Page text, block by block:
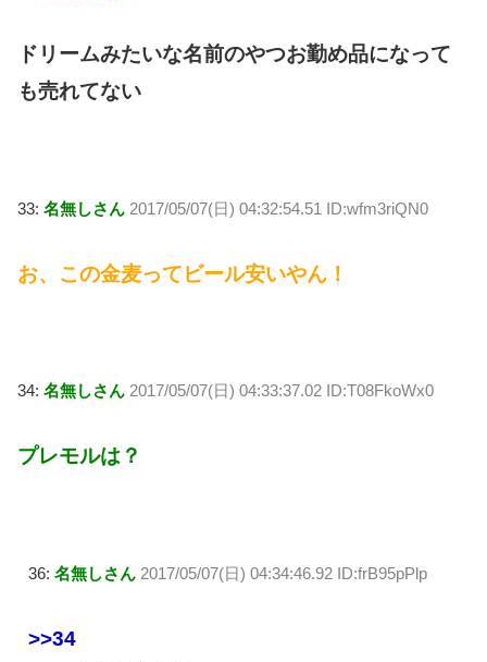
ドリームみたいな名前のやつお勤め品になって
も売れてない
33: 名無しさん 2017/05/07(日) 04:32:54.51 ID:wfm3riQN0
お、この金麦ってビール安いやん！
34: 名無しさん 2017/05/07(日) 04:33:37.02 ID:T08FkoWx0
プレモルは？
36: 名無しさん 2017/05/07(日) 04:34:46.92 ID:frB95pPlp
>>34